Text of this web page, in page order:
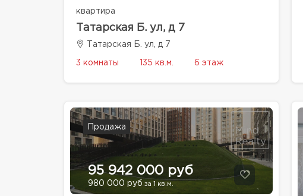
квартира
Татарская Б. ул, д 7
Татарская Б. ул, д 7
3 комнаты 135 кв.м. 6 этаж
Продажа
95 942 000 руб
980 000 руб за 1 кв.м.